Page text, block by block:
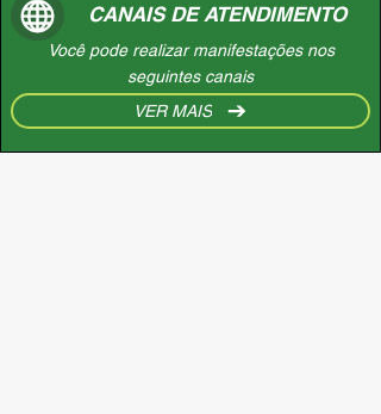
CANAIS DE ATENDIMENTO
Você pode realizar manifestações nos
seguintes canais
VER MAIS